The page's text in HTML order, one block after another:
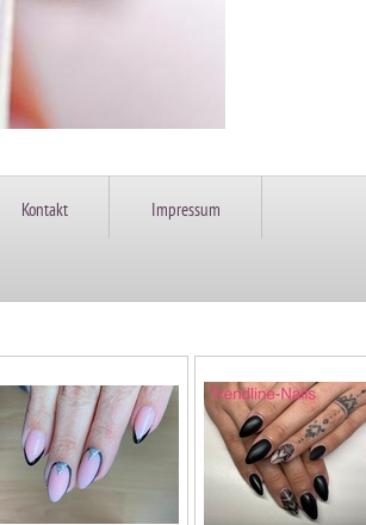
Kontakt Impressum